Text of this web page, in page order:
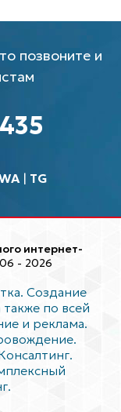
позвоните и
| TG
интернет-
- 2026
Создание
также по всей
и реклама.